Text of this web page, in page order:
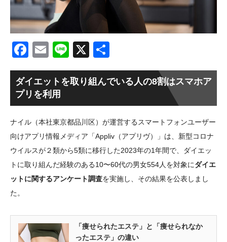
Facebook
EmailLine
X
有
ダイエットを取り組んでいる人の8割はスマホア
プリを利用
ナイル（本社東京都品川区）が運営するスマートフォンユーザー
向けアプリ情報メディア「Appliv（アプリヴ）」は、新型コロナ
ウイルスが２類から5類に移行した2023年の1年間で、ダイエッ
トに取り組んだ経験のある10〜60代の男女554人を対象にダイエ
ットに関するアンケート調査を実施し、その結果を公表しまし
た。
「痩せられたエステ」と「痩せられなか
ったエステ」の違い